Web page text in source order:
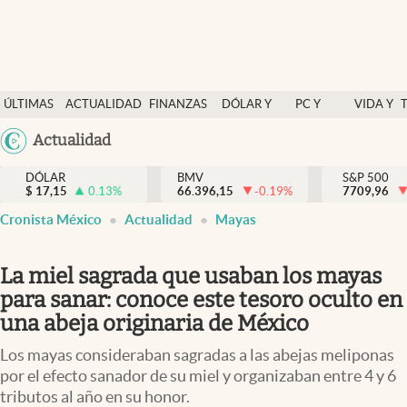
ÚLTIMAS
NOTICIAS
ACTUALIDAD
FINANZAS
DÓLAR Y
PC Y
VIDA Y
México
Uruguay
Actualidad
Actualidad
Finanzas y economía
Dólar y mercados
Brand Strategy
Pc y celular
Vida y estilo
Tv
DÓLAR
$ 17,15 0.13%
BMV
66.396,15
-0.19%
S&P 500
7709,96
Cronista México Actualidad Mayas
La miel sagrada que usaban los mayas
para sanar: conoce este tesoro oculto en
una abeja originaria de México
Los mayas consideraban sagradas a las abejas meliponas
por el efecto sanador de su miel y organizaban entre 4 y 6
tributos al año en su honor.